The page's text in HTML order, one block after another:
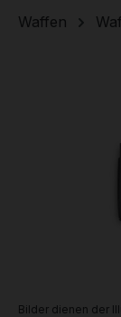
Waffen
Bilder dienen der